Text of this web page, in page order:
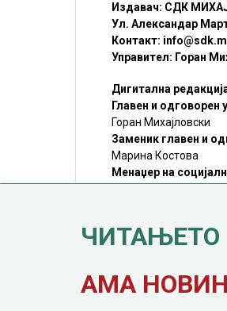
Издавач: СДК
Ул. Александар
Контакт:
Управител: Горан
Дигитална
Главен и одговорен
Горан Михајловски
Заменик главен и
Марина Костова
Менаџер на
©SDK.MK Крадењето
Преземањето на авторски
ЧИТАЊЕТО
АМА